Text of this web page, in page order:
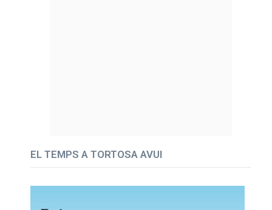
EL TEMPS A TORTOSA AVUI